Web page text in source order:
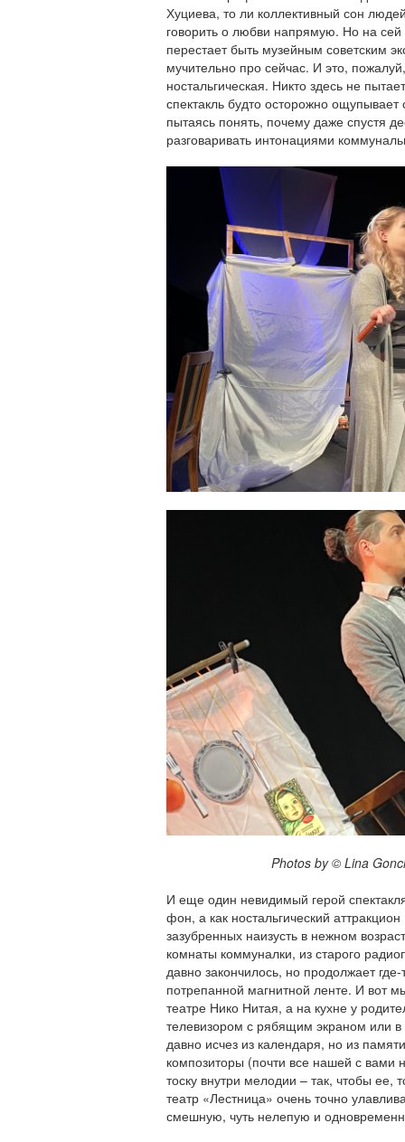
Хуциева, то ли коллективный сон
говорить о любви напрямую. Но на
перестает быть музейным советским
мучительно про сейчас. И это,
ностальгическая. Никто здесь не
спектакль будто осторожно ощупывает
пытаясь понять, почему даже спустя
разговаривать интонациями
Photos by © Lina
И еще один невидимый герой
фон, а как ностальгический
зазубренных наизусть в нежном
комнаты коммуналки, из старого
давно закончилось, но продолжает где-
потрепанной магнитной ленте. И вот
театре Нико Нитая, а на кухне у
телевизором с рябящим экраном или
давно исчез из календаря, но из
композиторы (почти все нашей с вами
тоску внутри мелодии – так, чтобы ее,
театр «Лестница» очень точно
смешную, чуть нелепую и